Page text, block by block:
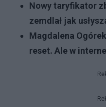
Nowy taryfikator
zemdlał jak
Magdalena
reset. Ale w